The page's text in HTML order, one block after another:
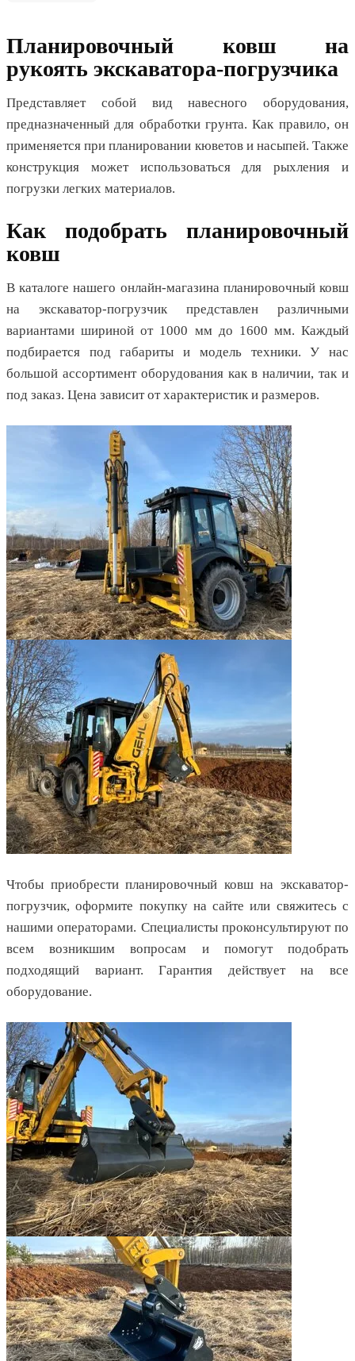
Планировочный ковш на
рукоять экскаватора-погрузчика
Представляет собой вид навесного оборудования,
предназначенный для обработки грунта. Как правило, он
применяется при планировании кюветов и насыпей. Также
конструкция может использоваться для рыхления и
погрузки легких материалов.
Как подобрать планировочный
ковш
В каталоге нашего онлайн-магазина планировочный ковш
на экскаватор-погрузчик представлен различными
вариантами шириной от 1000 мм до 1600 мм. Каждый
подбирается под габариты и модель техники. У нас
большой ассортимент оборудования как в наличии, так и
под заказ. Цена зависит от характеристик и размеров.
Чтобы приобрести планировочный ковш на экскаватор-
погрузчик, оформите покупку на сайте или свяжитесь с
нашими операторами. Специалисты проконсультируют по
всем возникшим вопросам и помогут подобрать
подходящий вариант. Гарантия действует на все
оборудование.